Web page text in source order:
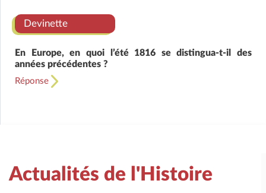
Devinette
En Europe, en quoi l’été 1816 se distingua-t-il des
années précédentes ?
Réponse
Actualités de l'Histoire